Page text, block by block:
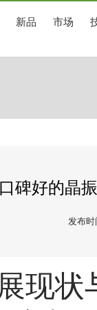
新品 市场
碑好的晶
发布时
现状